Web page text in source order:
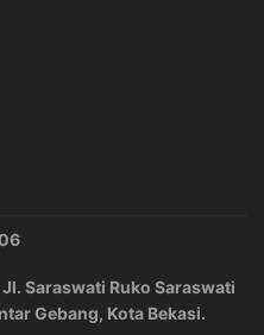
Saraswati Ruko Saraswati
Gebang, Kota Bekasi.